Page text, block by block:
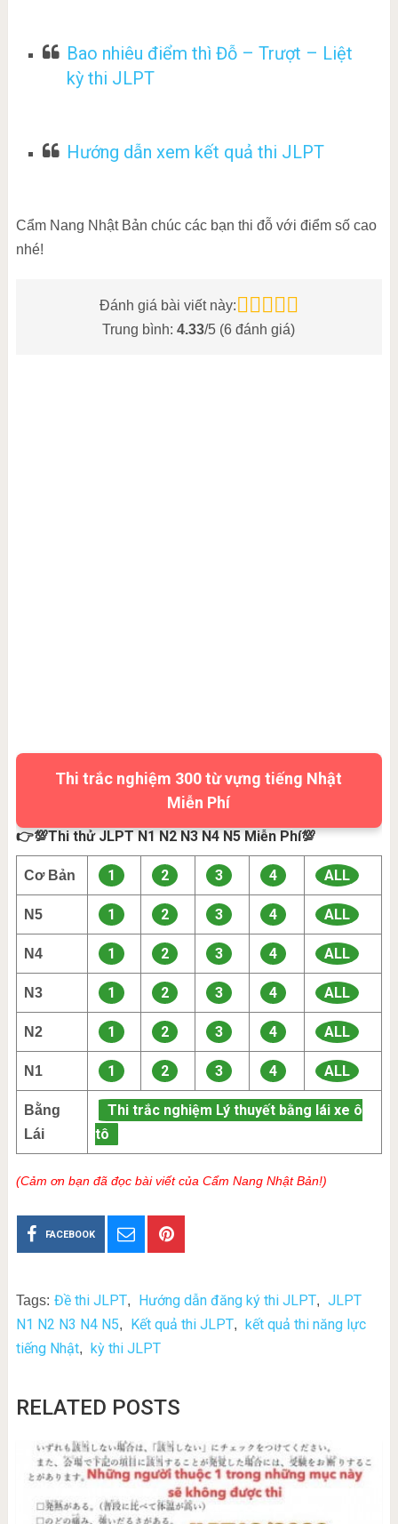
Bao nhiêu điểm thì Đỗ – Trượt – Liệt
kỳ thi JLPT
Hướng dẫn xem kết quả thi JLPT
Cẩm Nang Nhật Bản chúc các bạn thi đỗ với điểm số cao
nhé!
Đánh giá bài viết này:
Trung bình:4.33/5 (6 đánh giá)
Thi trắc nghiệm 300 từ vựng tiếng Nhật
Miễn Phí
👉💯Thi thử JLPT N1 N2 N3 N4 N5 Miễn Phí💯
Cơ Bản 1 2 3 4 ALL
N5 1 2 3 4 ALL
N4 1 2 3 4 ALL
N3 1 2 3 4 ALL
N2 1 2 3 4 ALL
N1 1 2 3 4 ALL
Bằng
Lái
Thi trắc nghiệm Lý thuyết bằng lái xe ô
tô
(Cảm ơn bạn đã đọc bài viết của Cẩm Nang Nhật Bản!)
FACEBOOK
Tags: Đề thi JLPT, Hướng dẫn đăng ký thi JLPT, JLPT
N1 N2 N3 N4 N5, Kết quả thi JLPT, kết quả thi năng lực
tiếng Nhật, kỳ thi JLPT
RELATED POSTS